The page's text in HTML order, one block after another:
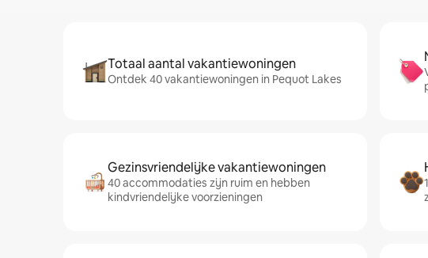
Totaal aantal vakantiewoningen
Ontdek 40 vakantiewoningen in Pequot Lakes
Gezinsvriendelijke vakantiewoningen
40 accommodaties zijn ruim en hebben
kindvriendelijke voorzieningen